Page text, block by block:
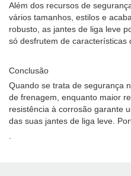
Além dos recursos de
vários tamanhos, estilos e
robusto, as jantes de liga leve
só desfrutem de características
Conclusão
Quando se trata de segurança
de frenagem, enquanto maior
resistência à corrosão garante
das suas jantes de liga leve.